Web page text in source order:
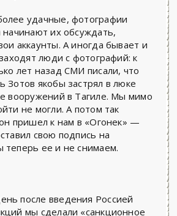
удачные, фотографии
начинают их обсуждать,
аккаунты. А иногда бывает и
люди с фотографий: к
лет назад СМИ писали, что
Зотов якобы застрял в люке
вооружений в Тагиле. Мы мимо
не могли. А потом так
пришел к нам в «Огонек» —
свою подпись на
ее и не снимаем.
после введения Россией
мы сделали «санкционное